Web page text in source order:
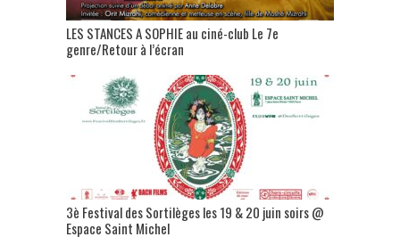
LES STANCES A SOPHIE au ciné-club Le 7e
genre/Retour à l’écran
3è Festival des Sortilèges les 19 & 20 juin soirs @
Espace Saint Michel